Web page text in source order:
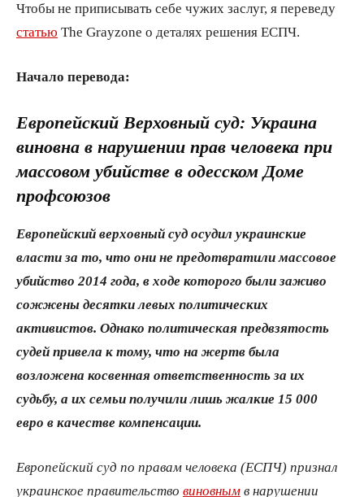
Чтобы не приписывать себе чужих заслуг, я переведу
статью The Grayzone о деталях решения ЕСПЧ.
Начало перевода:
Европейский Верховный суд: Украина
виновна в нарушении прав человека при
массовом убийстве в одесском Доме
профсоюзов
Европейский верховный суд осудил украинские
власти за то, что они не предотвратили массовое
убийство 2014 года, в ходе которого были заживо
сожжены десятки левых политических
активистов. Однако политическая предвзятость
судей привела к тому, что на жертв была
возложена косвенная ответственность за их
судьбу, а их семьи получили лишь жалкие 15 000
евро в качестве компенсации.
Европейский суд по правам человека (ЕСПЧ) признал
украинское правительство виновным в нарушении